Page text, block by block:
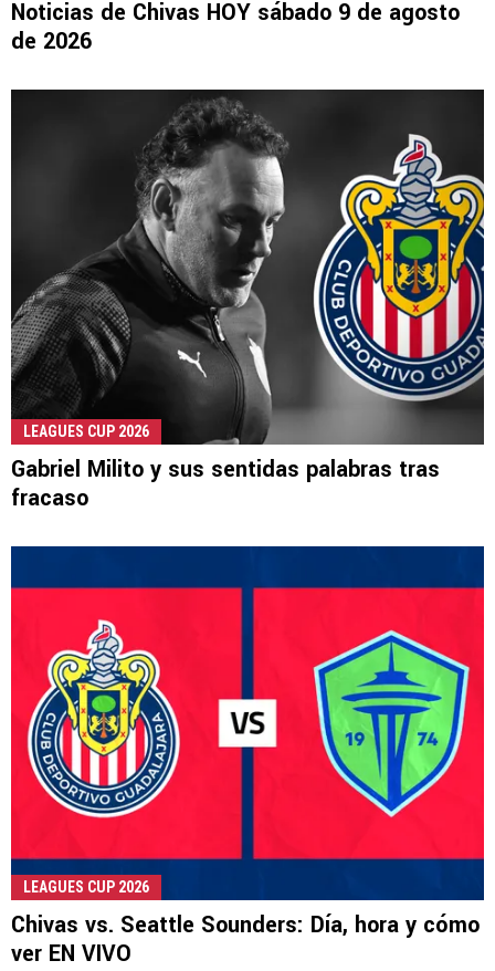
Noticias de Chivas HOY sábado 9 de agosto
de 2026
LEAGUES CUP 2026
Gabriel Milito y sus sentidas palabras tras
fracaso
LEAGUES CUP 2026
Chivas vs. Seattle Sounders: Día, hora y cómo
ver EN VIVO